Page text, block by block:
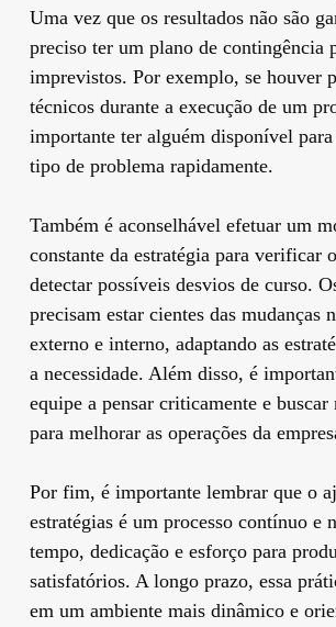
Uma vez que os resultados não são
preciso ter um plano de contingência
imprevistos. Por exemplo, se houver
técnicos durante a execução de um
importante ter alguém disponível para
tipo de problema rapidamente.
Também é aconselhável efetuar um
constante da estratégia para verificar
detectar possíveis desvios de curso.
precisam estar cientes das mudanças
externo e interno, adaptando as
a necessidade. Além disso, é
equipe a pensar criticamente e buscar
para melhorar as operações da
Por fim, é importante lembrar que o
estratégias é um processo contínuo e
tempo, dedicação e esforço para
satisfatórios. A longo prazo, essa
em um ambiente mais dinâmico e